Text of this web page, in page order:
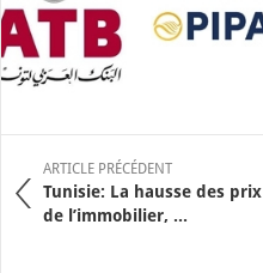
ARTICLE PRÉCÉDENT
Tunisie: La hausse des prix
de l’immobilier, ...